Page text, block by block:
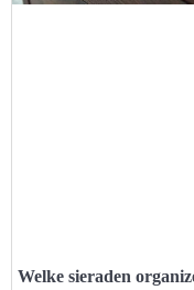
Welke sieraden